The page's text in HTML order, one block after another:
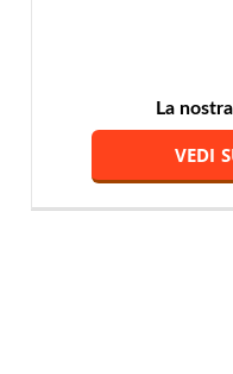
La
VEDI